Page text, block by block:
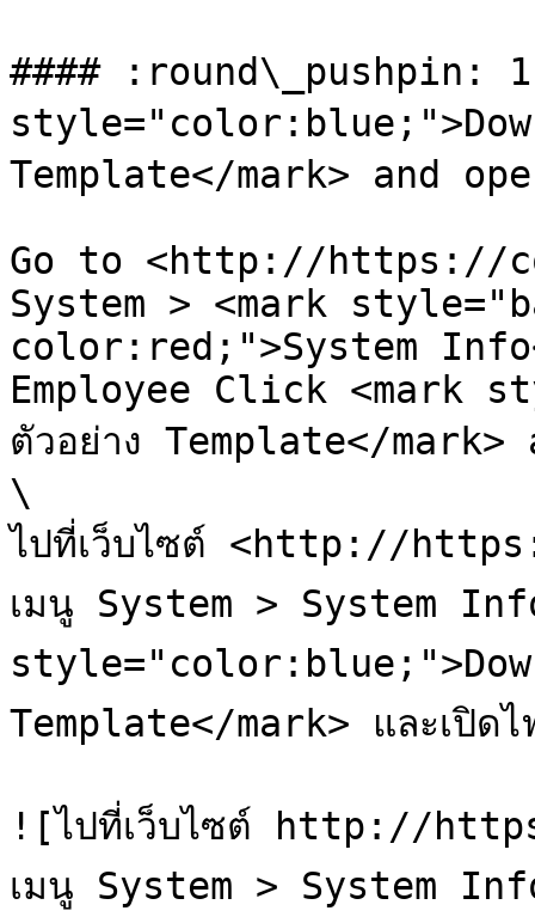
#### :round\_pushpin:
Template</mark> and
Go to <http://https://
System > <mark
color:red;">System
Employee Click <mark
ตัวอย่าง Template</
\
ไปที่เว็บไซต์ <http://
เมนู System > System
Template</mark> และเปิดไ
![ไปที่เว็บไซต์ http://
เมนู System > System